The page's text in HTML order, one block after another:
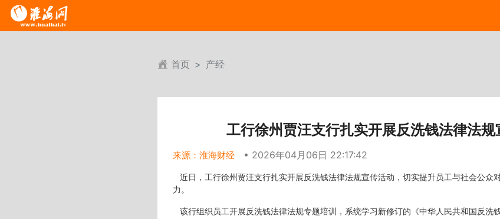
首页 产经
工行徐州贾汪支行扎实开展反洗钱法律法规
来源：淮海财经 • 2026年04月06日 22:17:42
近日，工行徐州贾汪支行扎实开展反洗钱法律法规宣传活动，切实提升员工与社会公众
力。
该行组织员工开展反洗钱法律法规专题培训，系统学习新修订的《中华人民共和国反洗